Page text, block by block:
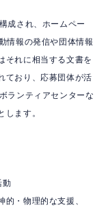
成され、ホームペー
情報の発信や団体情報
それに相当する文書を
ており、応募団体が活
ランティアセンターな
します。
動
・物理的な支援、